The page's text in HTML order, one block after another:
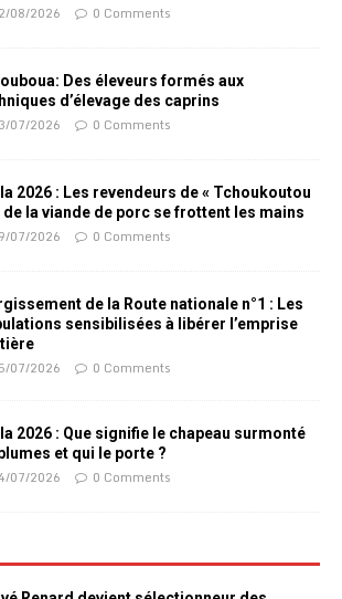
08/2026 0 Comments
Des éleveurs formés aux
d’élevage des caprins
07/2026 0 Comments
2026 : Les revendeurs de « Tchoukoutou
de la viande de porc se frottent les mains
07/2026 0 Comments
de la Route nationale n°1 : Les
sensibilisées à libérer l’emprise
07/2026 0 Comments
2026 : Que signifie le chapeau surmonté
et qui le porte ?
07/2026 0 Comments